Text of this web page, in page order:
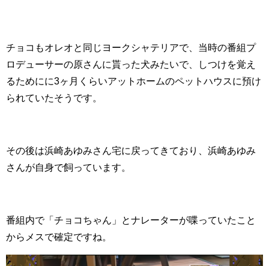
チョコもオレオと同じヨークシャテリアで、当時の番組プ
ロデューサーの原さんに貰った犬みたいで、しつけを覚え
るためにに3ヶ月くらいアットホームのペットハウスに預け
られていたそうです。
その後は浜崎あゆみさん宅に戻ってきており、浜崎あゆみ
さんが自身で飼っています。
番組内で「チョコちゃん」とナレーターが喋っていたこと
からメスで確定ですね。